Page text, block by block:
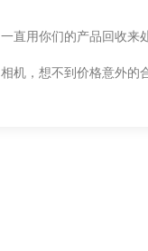
一直用你们的产品回收来
相机，想不到价格意外的